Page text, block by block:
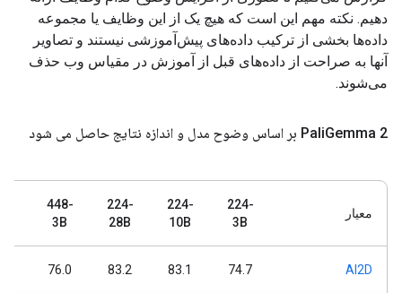
دهیم. نکته مهم این است که هیچ یک از این وظایف یا مجموعه
داده‌ها بخشی از ترکیب داده‌های پیش‌آموزشی نیستند و تصاویر
آنها به صراحت از داده‌های قبل از آموزش در مقیاس وب حذف
می‌شوند.
PaliGemma 2 بر اساس وضوح مدل و اندازه نتایج حاصل می شود
معیار
224-
3B
224-
10B
224-
28B
448-
3B
AI2D
74.7
83.1
83.2
76.0